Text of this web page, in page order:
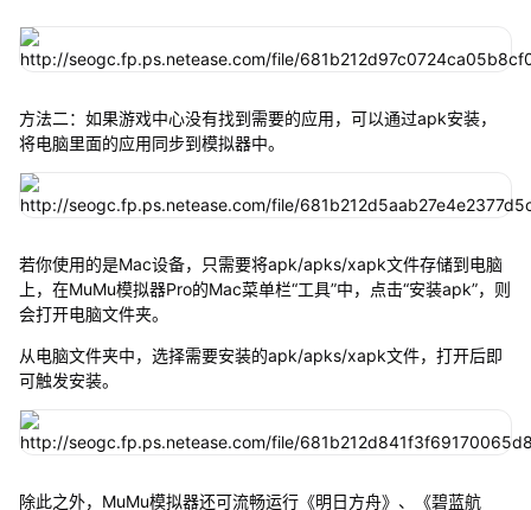
方法二：如果游戏中心没有找到需要的应用，可以通过apk安装，
将电脑里面的应用同步到模拟器中。
若你使用的是Mac设备，只需要将apk/apks/xapk文件存储到电脑
上，在MuMu模拟器Pro的Mac菜单栏“工具”中，点击“安装apk”，则
会打开电脑文件夹。
从电脑文件夹中，选择需要安装的apk/apks/xapk文件，打开后即
可触发安装。
除此之外，MuMu模拟器还可流畅运行《明日方舟》、《碧蓝航